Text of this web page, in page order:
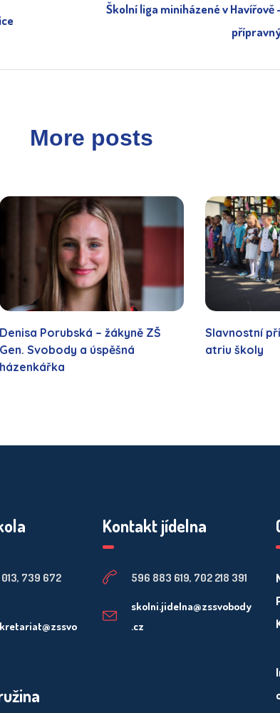
Školní liga miniházené v Havířově
More posts
Denisa Porubská – žákyně ZŠ
Gen. Svobody a úspěšná
házenkářka
Slavnostní
atriu školy
739 672
Kontakt jídelna
596 883 619, 702 218 391
skolni.jidelna@zssvobody
.cz